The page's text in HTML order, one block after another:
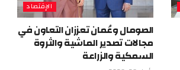
الإقتصاد
الصومال وعُمان تعززان التعاون في
مجالات تصدير الماشية والثروة
السمكية والزراعة